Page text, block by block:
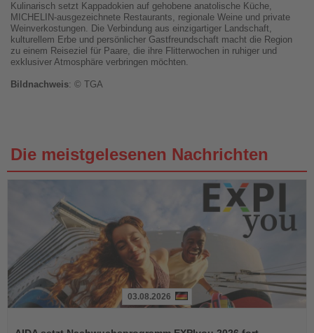
Kulinarisch setzt Kappadokien auf gehobene anatolische Küche,
MICHELIN-ausgezeichnete Restaurants, regionale Weine und private
Weinverkostungen. Die Verbindung aus einzigartiger Landschaft,
kulturellem Erbe und persönlicher Gastfreundschaft macht die Region
zu einem Reiseziel für Paare, die ihre Flitterwochen in ruhiger und
exklusiver Atmosphäre verbringen möchten.
Bildnachweis: © TGA
Die meistgelesenen Nachrichten
03.08.2026